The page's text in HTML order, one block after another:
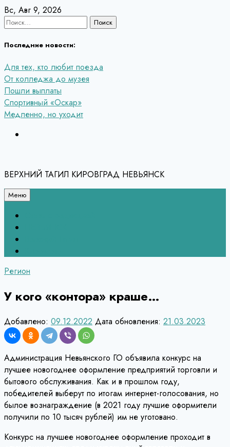
Перейти
к
Вс, Авг 9, 2026
Найти:
Последние новости:
Для тех, кто любит поезда
От колледжа до музея
Пошли выплаты
Спортивный «Оскар»
Медленно, но уходит
ВЕРХНИЙ ТАГИЛ КИРОВГРАД НЕВЬЯНСК
Меню
Регион
У кого «контора» краше…
Добавлено: 09.12.2022 Дата обновления: 21.03.2023
Администрация Невьянского ГО объявила конкурс на
лучшее новогоднее оформление предприятий торговли и
бытового обслуживания. Как и в прошлом году,
победителей выберут по итогам интернет-голосования, но
былое вознаграждение (в 2021 году лучшие оформители
получили по 10 тысяч рублей) им не уготовано.
Конкурс на лучшее новогоднее оформление проходит в